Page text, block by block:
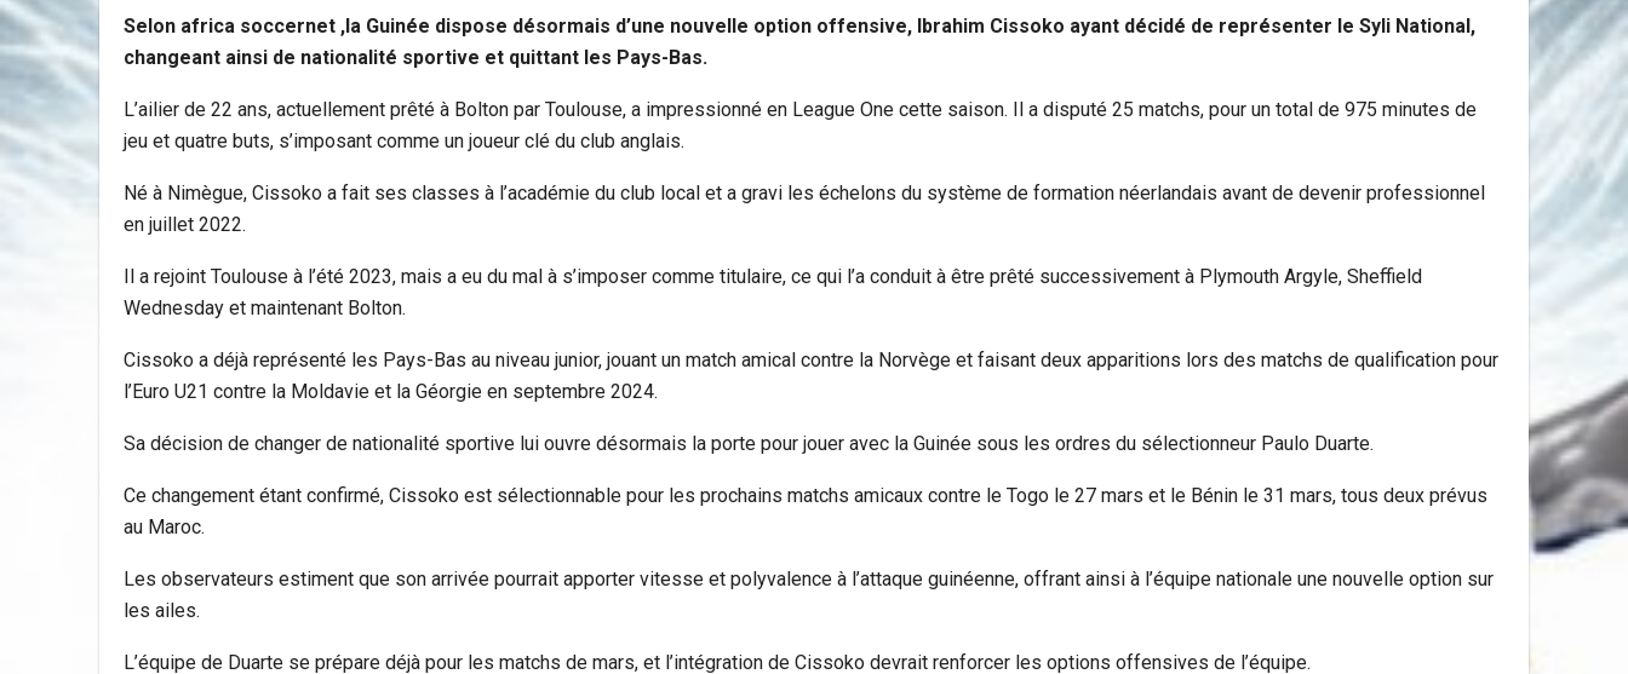
Selon africa soccernet ,la Guinée dispose désormais d’une nouvelle option offensive, Ibrahim Cissoko ayant décidé de représenter le Syli National,
changeant ainsi de nationalité sportive et quittant les Pays-Bas.
L’ailier de 22 ans, actuellement prêté à Bolton par Toulouse, a impressionné en League One cette saison. Il a disputé 25 matchs, pour un total de 975 minutes de
jeu et quatre buts, s’imposant comme un joueur clé du club anglais.
Né à Nimègue, Cissoko a fait ses classes à l’académie du club local et a gravi les échelons du système de formation néerlandais avant de devenir professionnel
en juillet 2022.
Il a rejoint Toulouse à l’été 2023, mais a eu du mal à s’imposer comme titulaire, ce qui l’a conduit à être prêté successivement à Plymouth Argyle, Sheffield
Wednesday et maintenant Bolton.
Cissoko a déjà représenté les Pays-Bas au niveau junior, jouant un match amical contre la Norvège et faisant deux apparitions lors des matchs de qualification pour
l’Euro U21 contre la Moldavie et la Géorgie en septembre 2024.
Sa décision de changer de nationalité sportive lui ouvre désormais la porte pour jouer avec la Guinée sous les ordres du sélectionneur Paulo Duarte.
Ce changement étant confirmé, Cissoko est sélectionnable pour les prochains matchs amicaux contre le Togo le 27 mars et le Bénin le 31 mars, tous deux prévus
au Maroc.
Les observateurs estiment que son arrivée pourrait apporter vitesse et polyvalence à l’attaque guinéenne, offrant ainsi à l’équipe nationale une nouvelle option sur
les ailes.
L’équipe de Duarte se prépare déjà pour les matchs de mars, et l’intégration de Cissoko devrait renforcer les options offensives de l’équipe.